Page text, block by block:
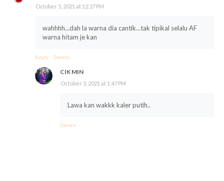
October 5, 2021 at 12:27 PM
wahhhh...dah la warna dia cantik...tak tipikal selalu AF
warna hitam je kan
Reply Delete
CIK MIN
October 5, 2021 at 1:47 PM
Lawa kan wakkk kaler putih..
Delete